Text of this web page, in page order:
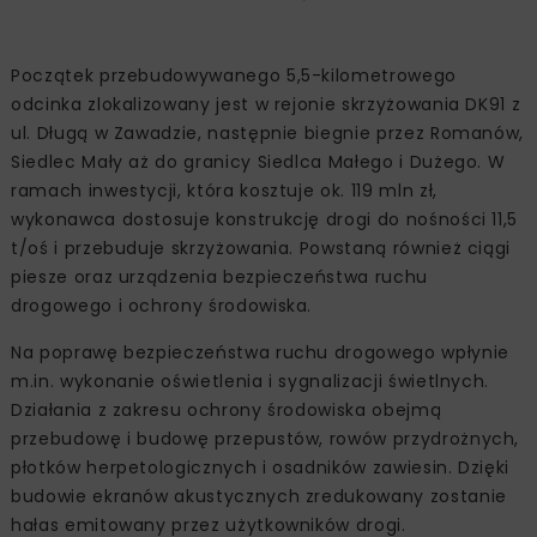
Początek przebudowywanego 5,5-kilometrowego
odcinka zlokalizowany jest w rejonie skrzyżowania DK91 z
ul. Długą w Zawadzie, następnie biegnie przez Romanów,
Siedlec Mały aż do granicy Siedlca Małego i Dużego. W
ramach inwestycji, która kosztuje ok. 119 mln zł,
wykonawca dostosuje konstrukcję drogi do nośności 11,5
t/oś i przebuduje skrzyżowania. Powstaną również ciągi
piesze oraz urządzenia bezpieczeństwa ruchu
drogowego i ochrony środowiska.
Na poprawę bezpieczeństwa ruchu drogowego wpłynie
m.in. wykonanie oświetlenia i sygnalizacji świetlnych.
Działania z zakresu ochrony środowiska obejmą
przebudowę i budowę przepustów, rowów przydrożnych,
płotków herpetologicznych i osadników zawiesin. Dzięki
budowie ekranów akustycznych zredukowany zostanie
hałas emitowany przez użytkowników drogi.